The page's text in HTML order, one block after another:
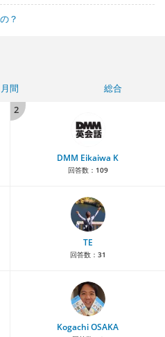
？
月間
総合
2
DMM Eikaiwa K
回答数： 109
TE
回答数： 31
Kogachi OSAKA